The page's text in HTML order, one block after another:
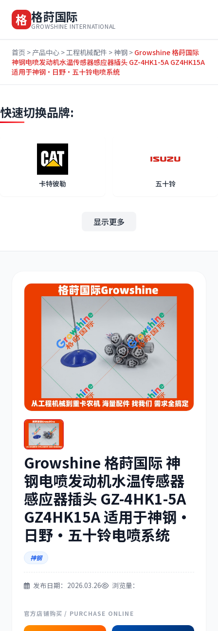
格 格莳国际
GROWSHINE INTERNATIONAL
首页 > 产品中心 >工程机械配件 >神钢 > Growshine 格莳国际
神钢电喷发动机水温传感器感应器插头 GZ-4HK1-5A GZ4HK15A
适用于神钢·日野·五十铃电喷系统
快速切换品牌:
卡特彼勒 五十铃
其他 小松
沃尔沃 康明斯
日立 久保田
博世
洋马 住友
显示更多
Growshine 格莳国际 神
钢电喷发动机水温传感器
感应器插头 GZ-4HK1-5A
GZ4HK15A 适用于神钢·
日野·五十铃电喷系统
神钢
发布日期：2026.03.26 浏览量：
官方店铺购买 / PURCHASE ONLINE